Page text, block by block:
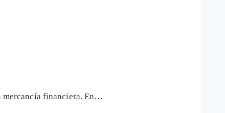
mercancía financiera. En…